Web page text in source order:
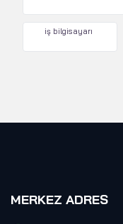
iş bilgisayarı
MERKEZ ADRES